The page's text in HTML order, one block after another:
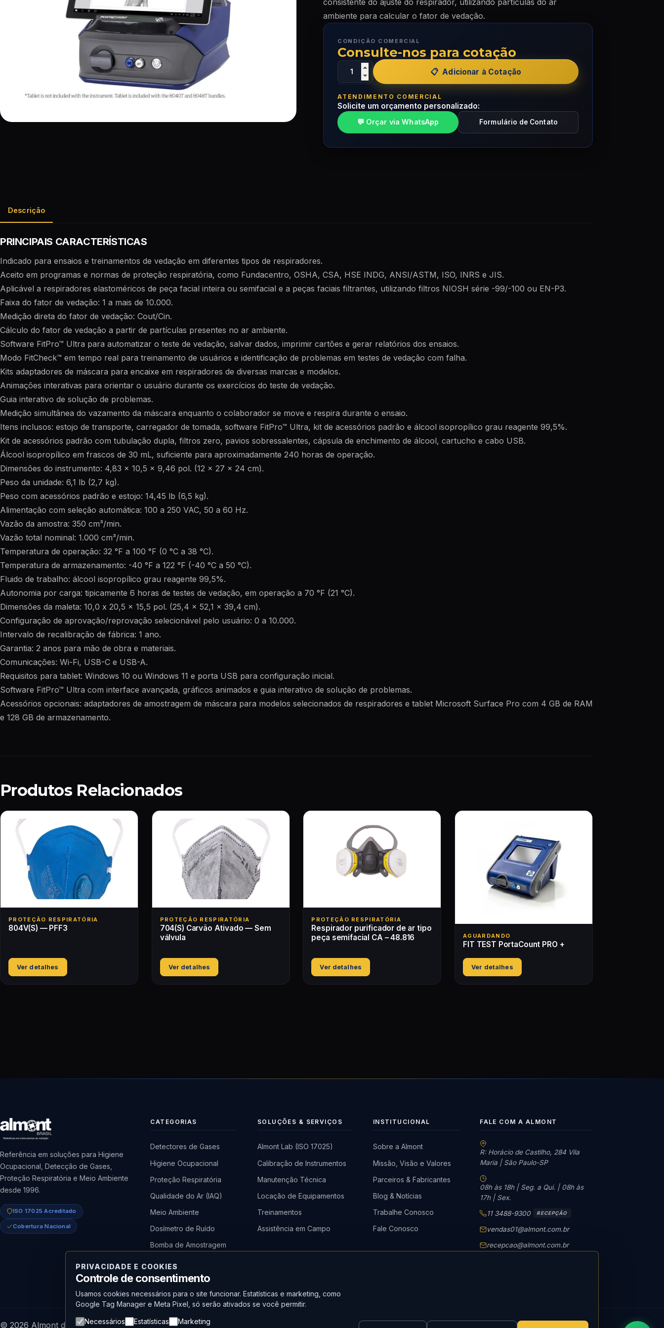
ambiente para calcular o fator de vedação.
CONDIÇÃO COMERCIAL
Consulte-nos para cotação
Adicionar à Cotação
ATENDIMENTO COMERCIAL
Solicite um orçamento personalizado:
💬 Orçar via WhatsApp Formulário de Contato
Descrição
PRINCIPAIS CARACTERÍSTICAS
Indicado para ensaios e treinamentos de vedação em diferentes tipos de respiradores.
Aceito em programas e normas de proteção respiratória, como Fundacentro, OSHA, CSA, HSE INDG, ANSI/ASTM, ISO, INRS e JIS.
Aplicável a respiradores elastoméricos de peça facial inteira ou semifacial e a peças faciais filtrantes, utilizando filtros NIOSH série -99/-100 ou EN-P3.
Faixa do fator de vedação: 1 a mais de 10.000.
Medição direta do fator de vedação: Cout/Cin.
Cálculo do fator de vedação a partir de partículas presentes no ar ambiente.
Software FitPro™ Ultra para automatizar o teste de vedação, salvar dados, imprimir cartões e gerar relatórios dos ensaios.
Modo FitCheck™ em tempo real para treinamento de usuários e identificação de problemas em testes de vedação com falha.
Kits adaptadores de máscara para encaixe em respiradores de diversas marcas e modelos.
Animações interativas para orientar o usuário durante os exercícios do teste de vedação.
Guia interativo de solução de problemas.
Medição simultânea do vazamento da máscara enquanto o colaborador se move e respira durante o ensaio.
Itens inclusos: estojo de transporte, carregador de tomada, software FitPro™ Ultra, kit de acessórios padrão e álcool isopropílico grau reagente 99,5%.
Kit de acessórios padrão com tubulação dupla, filtros zero, pavios sobressalentes, cápsula de enchimento de álcool, cartucho e cabo USB.
Álcool isopropílico em frascos de 30 mL, suficiente para aproximadamente 240 horas de operação.
Dimensões do instrumento: 4,83 x 10,5 x 9,46 pol. (12 x 27 x 24 cm).
Peso da unidade: 6,1 lb (2,7 kg).
Peso com acessórios padrão e estojo: 14,45 lb (6,5 kg).
Alimentação com seleção automática: 100 a 250 VAC, 50 a 60 Hz.
Vazão da amostra: 350 cm³/min.
Vazão total nominal: 1.000 cm³/min.
Temperatura de operação: 32 °F a 100 °F (0 °C a 38 °C).
Temperatura de armazenamento: -40 °F a 122 °F (-40 °C a 50 °C).
Fluido de trabalho: álcool isopropílico grau reagente 99,5%.
Autonomia por carga: tipicamente 6 horas de testes de vedação, em operação a 70 °F (21 °C).
Dimensões da maleta: 10,0 x 20,5 x 15,5 pol. (25,4 x 52,1 x 39,4 cm).
Configuração de aprovação/reprovação selecionável pelo usuário: 0 a 10.000.
Intervalo de recalibração de fábrica: 1 ano.
Garantia: 2 anos para mão de obra e materiais.
Comunicações: Wi-Fi, USB-C e USB-A.
Requisitos para tablet: Windows 10 ou Windows 11 e porta USB para configuração inicial.
Software FitPro™ Ultra com interface avançada, gráficos animados e guia interativo de solução de problemas.
Acessórios opcionais: adaptadores de amostragem de máscara para modelos selecionados de respiradores e tablet Microsoft Surface Pro com 4 GB de RAM
e 128 GB de armazenamento.
Produtos Relacionados
PROTEÇÃO RESPIRATÓRIA
804V(S) — PFF3
Ver detalhes
PROTEÇÃO RESPIRATÓRIA
704(S) Carvão Ativado — Sem
válvula
Ver detalhes
PROTEÇÃO RESPIRATÓRIA
Respirador purificador de ar tipo
peça semifacial CA – 48.816
Ver detalhes
AGUARDANDO
FIT TEST PortaCount PRO +
Ver detalhes
Referência em soluções para Higiene
Ocupacional, Detecção de Gases,
Proteção Respiratória e Meio Ambiente
desde 1996.
ISO 17025 Acreditado
Cobertura Nacional
CATEGORIAS
Detectores de Gases
Higiene Ocupacional
Proteção Respiratória
Qualidade do Ar (IAQ)
Meio Ambiente
Dosímetro de Ruído
Bomba de Amostragem
SOLUÇÕES & SERVIÇOS
Almont Lab (ISO 17025)
Calibração de Instrumentos
Manutenção Técnica
Locação de Equipamentos
Treinamentos
Assistência em Campo
INSTITUCIONAL
Sobre a Almont
Missão, Visão e Valores
Parceiros & Fabricantes
Blog & Notícias
Trabalhe Conosco
Fale Conosco
FALE COM A ALMONT
R: Horácio de Castilho, 284 Vila
Maria | São Paulo-SP
08h às 18h | Seg. a Qui. | 08h às
17h | Sex.
11 3488-9300 RECEPÇÃO
vendas01@almont.com.br
recepcao@almont.com.br
© 2026 Almont do Brasil — Todos os direitos reservados. Política de Privacidade
PRIVACIDADE E COOKIES
Controle de consentimento
Usamos cookies necessários para o site funcionar. Estatísticas e marketing, como
Google Tag Manager e Meta Pixel, só serão ativados se você permitir.
Necessários Estatísticas Marketing